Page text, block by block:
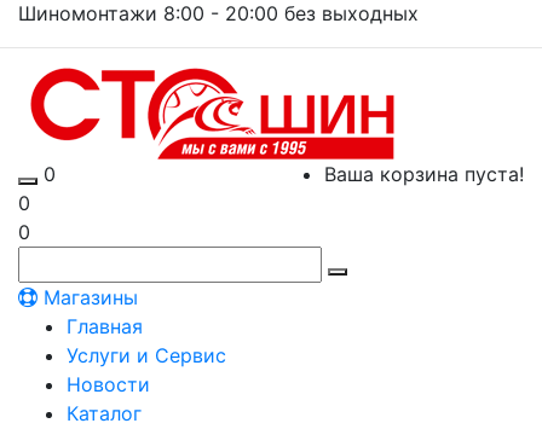
Шиномонтажи 8:00 - 20:00 без выходных
0
Ваша корзина пуста!
0
0
Магазины
Главная
Услуги и Сервис
Новости
Каталог